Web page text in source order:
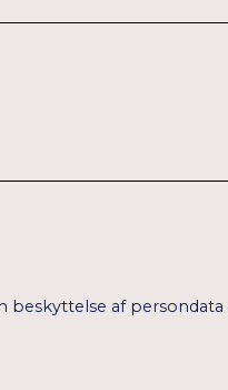
beskyttelse af persondata